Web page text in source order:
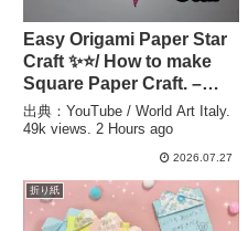
Easy Origami Paper Star
Craft ✨⭐/ How to make
Square Paper Craft. –
World Art Italy. 49k views.
2 Hours ago
出典：YouTube / World Art Italy.
49k views. 2 Hours ago
2026.07.27
折り紙